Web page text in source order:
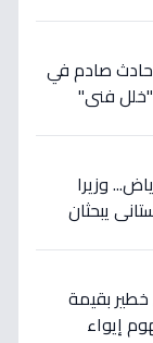
حادث صادم في
فني"
وزيرا
يبحثان
بقيمة
إيواء